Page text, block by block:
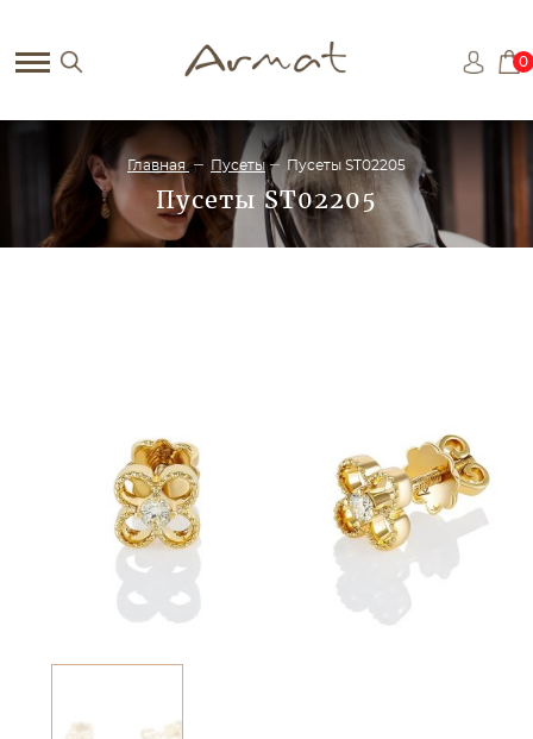
0
Главная Пусеты Пусеты ST02205
Пусеты ST02205